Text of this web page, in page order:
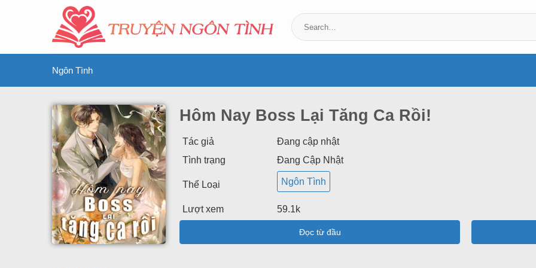
Ngôn Tình
Hôm Nay Boss Lại Tăng Ca Rồi!
Tác giả
Đang cập nhật
Tình trạng
Đang Cập Nhật
Thể Loại Ngôn Tình
Lượt xem 59.1k
Đọc từ đầu